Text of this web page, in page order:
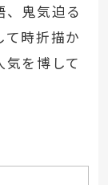
鬼気迫る
時折描か
を博して